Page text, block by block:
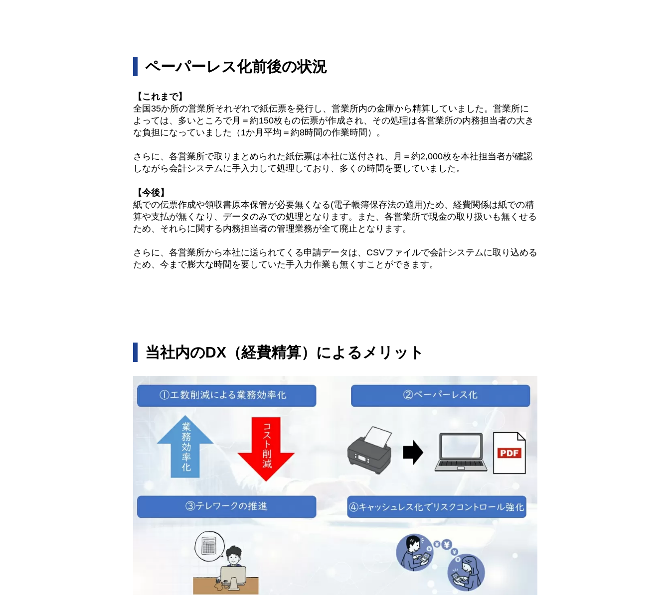
ペーパーレス化前後の状況
【これまで】
全国35か所の営業所それぞれで紙伝票を発行し、営業所内の金庫から精算していました。営業所に
よっては、多いところで月＝約150枚もの伝票が作成され、その処理は各営業所の内務担当者の大き
な負担になっていました（1か月平均＝約8時間の作業時間）。
さらに、各営業所で取りまとめられた紙伝票は本社に送付され、月＝約2,000枚を本社担当者が確認
しながら会計システムに手入力して処理しており、多くの時間を要していました。
【今後】
紙での伝票作成や領収書原本保管が必要無くなる(電子帳簿保存法の適用)ため、経費関係は紙での精
算や支払が無くなり、データのみでの処理となります。また、各営業所で現金の取り扱いも無くせる
ため、それらに関する内務担当者の管理業務が全て廃止となります。
さらに、各営業所から本社に送られてくる申請データは、CSVファイルで会計システムに取り込める
ため、今まで膨大な時間を要していた手入力作業も無くすことができます。
当社内のDX（経費精算）によるメリット